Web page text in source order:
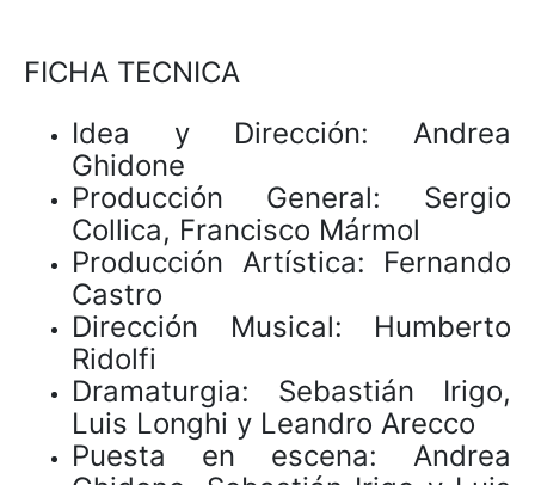
FICHA TECNICA
Idea y Dirección: Andrea
Ghidone
Producción General: Sergio
Collica, Francisco Mármol
Producción Artística: Fernando
Castro
Dirección Musical: Humberto
Ridolfi
Dramaturgia: Sebastián Irigo,
Luis Longhi y Leandro Arecco
Puesta en escena: Andrea